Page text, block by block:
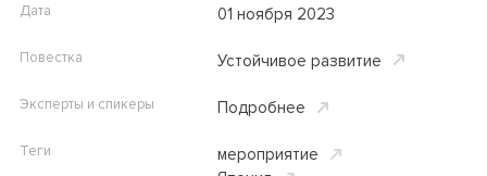
Дата 01 ноября 2023
Повестка Устойчивое развитие
Эксперты и спикеры Подробнее
Теги
мероприятие